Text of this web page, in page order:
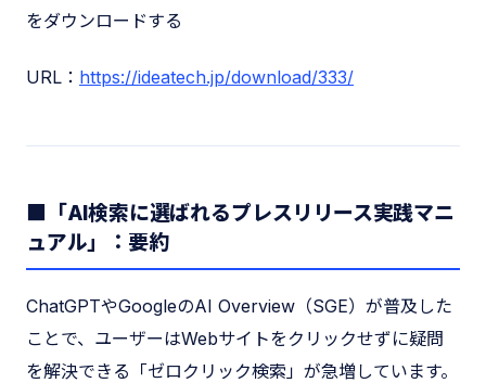
をダウンロードする
URL： https://ideatech.jp/download/333/
■「AI検索に選ばれるプレスリリース実践マニ
ュアル」：要約
ChatGPTやGoogleのAI Overview（SGE）が普及した
ことで、ユーザーはWebサイトをクリックせずに疑問
を解決できる「ゼロクリック検索」が急増しています。